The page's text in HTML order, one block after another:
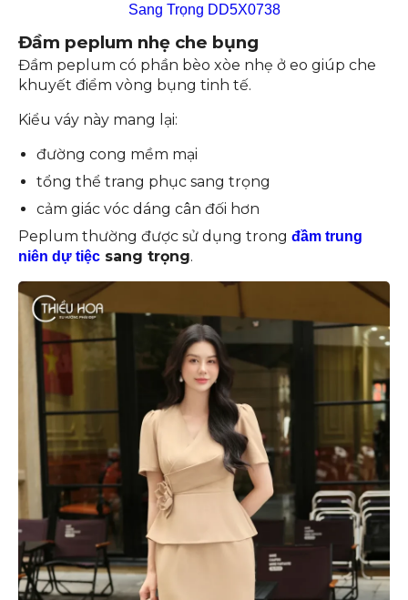
Sang Trọng DD5X0738
Đầm peplum nhẹ che bụng
Đầm peplum có phần bèo xòe nhẹ ở eo giúp che
khuyết điểm vòng bụng tinh tế.
Kiểu váy này mang lại:
đường cong mềm mại
tổng thể trang phục sang trọng
cảm giác vóc dáng cân đối hơn
Peplum thường được sử dụng trong đầm trung
niên dự tiệc sang trọng.